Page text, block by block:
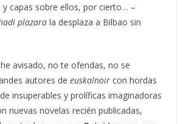
capas sobre ellos, por cierto… –
plazara la desplaza a Bilbao sin
avisado, no te ofendas, no se
autores de euskalnoir con hordas
insuperables y prolíficas imaginadoras
nuevas novelas recién publicadas,